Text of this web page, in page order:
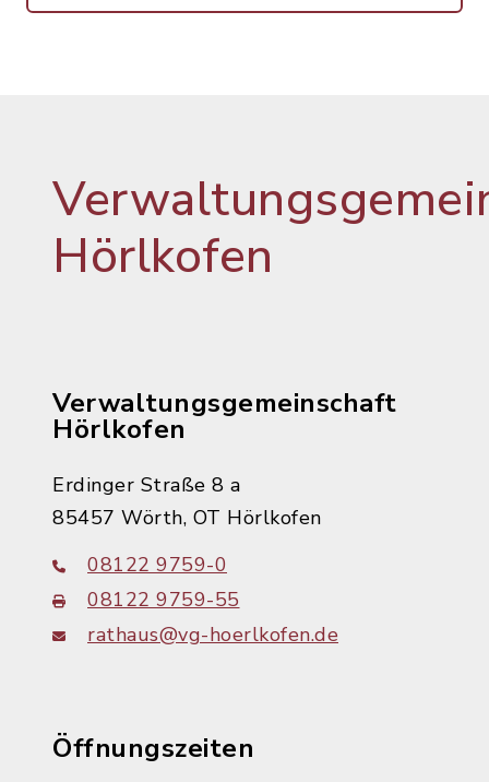
Hörlkofen
Verwaltungsgemeinschaft
Hörlkofen
Erdinger Straße 8 a
85457 Wörth, OT Hörlkofen
08122 9759-0
08122 9759-55
rathaus@vg-hoerlkofen.de
Öffnungszeiten